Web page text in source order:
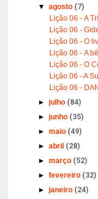
▼agosto (7)
Lição 06 - A
Lição 06 -
Lição 06 - O
Lição 06 - A
Lição 06 - O
Lição 06 - A
Lição 06 -
►julho (84)
►junho (35)
►maio (49)
►abril (28)
►março (52)
►fevereiro (32)
►janeiro (24)